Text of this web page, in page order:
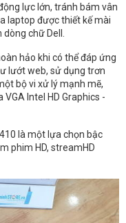
lực lớn, tránh bám vân
laptop được thiết kế mài
chữ Dell.
hảo khi có thể đáp ứng
lướt web, sử dụng trơn
bộ vi xử lý mạnh mẽ,
Intel HD Graphics -
là một lựa chọn bậc
phim HD, streamHD